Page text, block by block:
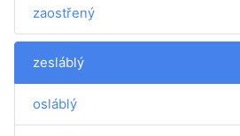
zaostřený
zesláblý
osláblý